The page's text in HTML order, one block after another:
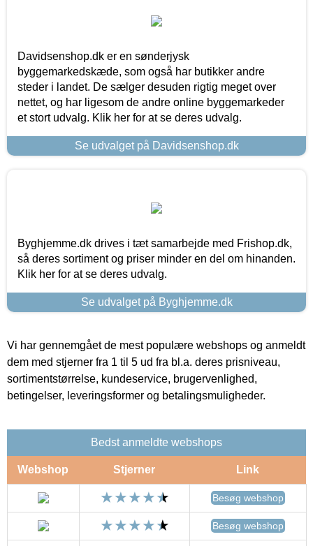
Davidsenshop.dk er en sønderjysk
byggemarkedskæde, som også har butikker andre
steder i landet. De sælger desuden rigtig meget over
nettet, og har ligesom de andre online byggemarkeder
et stort udvalg. Klik her for at se deres udvalg.
Se udvalget på Davidsenshop.dk
Byghjemme.dk drives i tæt samarbejde med Frishop.dk,
så deres sortiment og priser minder en del om hinanden.
Klik her for at se deres udvalg.
Se udvalget på Byghjemme.dk
Vi har gennemgået de mest populære webshops og anmeldt
dem med stjerner fra 1 til 5 ud fra bl.a. deres prisniveau,
sortimentstørrelse, kundeservice, brugervenlighed,
betingelser, leveringsformer og betalingsmuligheder.
Bedst anmeldte webshops
Webshop Stjerner Link
Besøg webshop
Besøg webshop